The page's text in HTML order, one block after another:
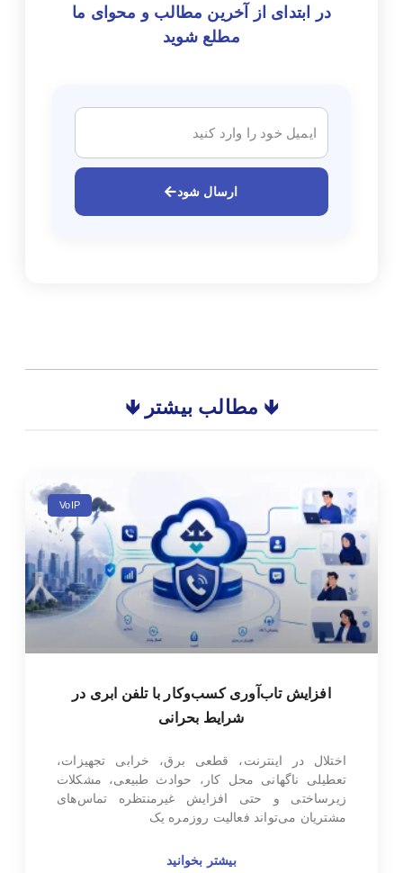
در ابتدای از آخرین مطالب و محوای ما
مطلع شوید
ارسال شود
🡻 مطالب بیشتر 🡻
VoIP
افزایش تاب‌آوری کسب‌وکار با تلفن ابری در
شرایط بحرانی
اختلال در اینترنت، قطعی برق، خرابی تجهیزات،
تعطیلی ناگهانی محل کار، حوادث طبیعی، مشکلات
زیرساختی و حتی افزایش غیرمنتظره تماس‌های
مشتریان می‌تواند فعالیت روزمره یک
بیشتر بخوانید